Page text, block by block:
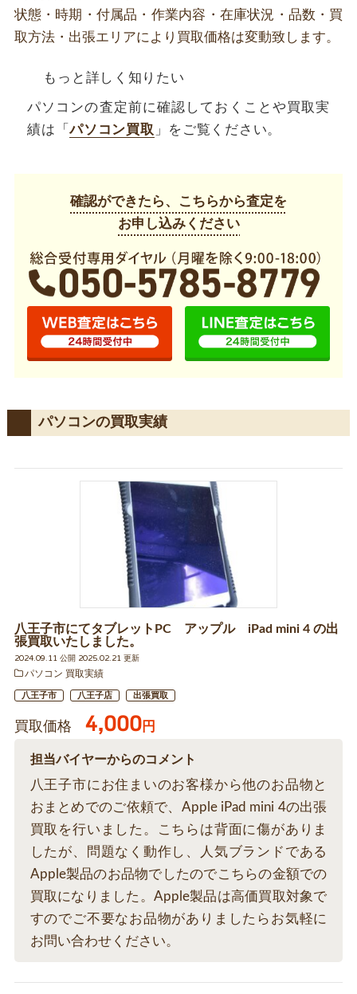
状態・時期・付属品・作業内容・在庫状況・品数・買
取方法・出張エリアにより買取価格は変動致します。
もっと詳しく知りたい
パソコンの査定前に確認しておくことや買取実
績は「パソコン買取 」をご覧ください。
確認ができたら、こちらから査定を
お申し込みください
パソコンの買取実績
八王子市にてタブレットPC アップル iPad mini 4 の出
張買取いたしました。
2024.09.11 公開 2025.02.21 更新
パソコン 買取実績
八王子市 八王子店 出張買取
買取価格 4,000円
担当バイヤーからのコメント
八王子市にお住まいのお客様から他のお品物と
おまとめでのご依頼で、Apple iPad mini 4の出張
買取を行いました。こちらは背面に傷がありま
したが、問題なく動作し、人気ブランドである
Apple製品のお品物でしたのでこちらの金額での
買取になりました。Apple製品は高価買取対象で
すのでご不要なお品物がありましたらお気軽に
お問い合わせください。